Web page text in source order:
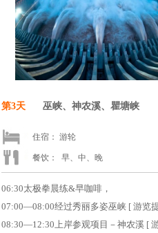
第3天 巫峡、神农溪、瞿塘峡
住宿： 游轮
餐饮： 早、中、晚
06:30太极拳晨练&早咖啡，
07:00—08:00经过秀丽多姿巫峡 [ 游览
08:30—12:30上岸参观项目－神农溪 [